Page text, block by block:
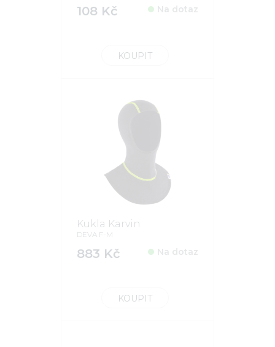
108 Kč Na dotaz
KOUPIT
Kukla Karvin
DEVA F-M
883 Kč Na dotaz
KOUPIT